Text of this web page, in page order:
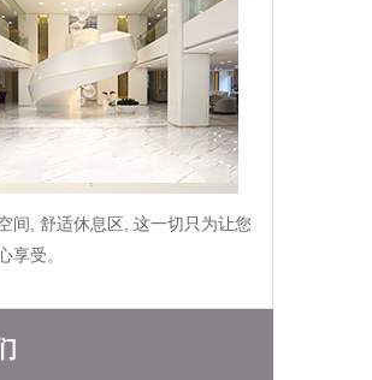
间, 舒适休息区, 这一切只为让您
享受。